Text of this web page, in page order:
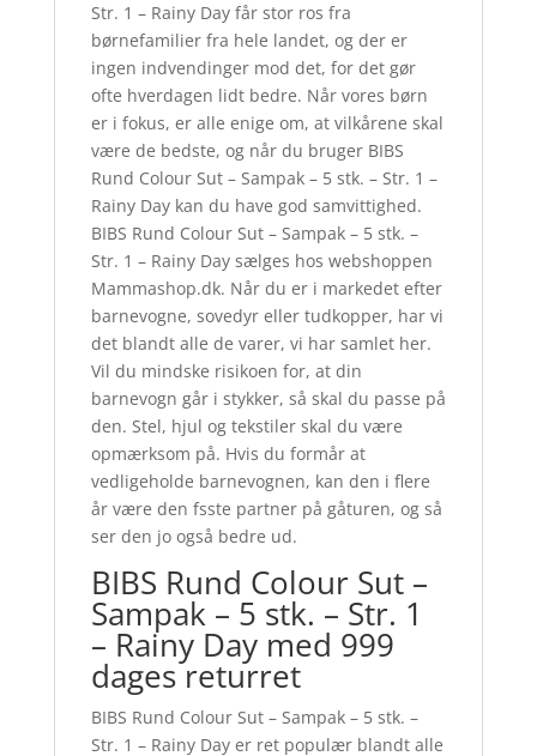
Str. 1 – Rainy Day får stor ros fra
børnefamilier fra hele landet, og der er
ingen indvendinger mod det, for det gør
ofte hverdagen lidt bedre. Når vores børn
er i fokus, er alle enige om, at vilkårene skal
være de bedste, og når du bruger BIBS
Rund Colour Sut – Sampak – 5 stk. – Str. 1 –
Rainy Day kan du have god samvittighed.
BIBS Rund Colour Sut – Sampak – 5 stk. –
Str. 1 – Rainy Day sælges hos webshoppen
Mammashop.dk. Når du er i markedet efter
barnevogne, sovedyr eller tudkopper, har vi
det blandt alle de varer, vi har samlet her.
Vil du mindske risikoen for, at din
barnevogn går i stykker, så skal du passe på
den. Stel, hjul og tekstiler skal du være
opmærksom på. Hvis du formår at
vedligeholde barnevognen, kan den i flere
år være den fsste partner på gåturen, og så
ser den jo også bedre ud.
BIBS Rund Colour Sut –
Sampak – 5 stk. – Str. 1
– Rainy Day med 999
dages returret
BIBS Rund Colour Sut – Sampak – 5 stk. –
Str. 1 – Rainy Day er ret populær blandt alle